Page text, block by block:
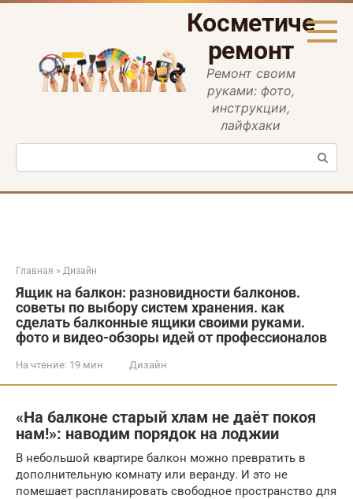
Перейти
ремонт
Ремонт своим
руками: фото,
инструкции,
лайфхаки
Поиск:
Главная » Дизайн
Ящик на балкон: разновидности балконов.
советы по выбору систем хранения. как
сделать балконные ящики своими руками.
фото и видео-обзоры идей от профессионалов
На чтение: 19 мин Дизайн
«На балконе старый хлам не даёт покоя
нам!»: наводим порядок на лоджии
В небольшой квартире балкон можно превратить в
дополнительную комнату или веранду. И это не
помешает распланировать свободное пространство для